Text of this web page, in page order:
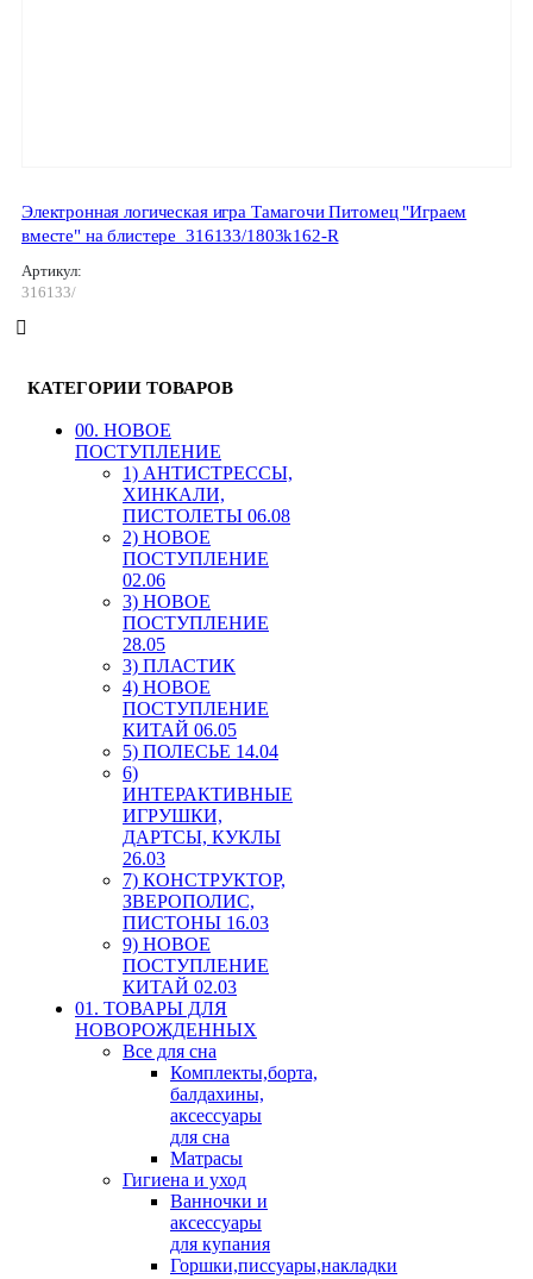
Электронная логическая игра Тамагочи Питомец "Играем
вместе" на блистере_316133/1803k162-R
Артикул:
316133/
КАТЕГОРИИ ТОВАРОВ
00. HОВОЕ
ПОСТУПЛЕНИЕ
1) АНТИСТРЕССЫ,
ХИНКАЛИ,
ПИСТОЛЕТЫ 06.08
2) НОВОЕ
ПОСТУПЛЕНИЕ
02.06
3) НОВОЕ
ПОСТУПЛЕНИЕ
28.05
3) ПЛАСТИК
4) НОВОЕ
ПОСТУПЛЕНИЕ
КИТАЙ 06.05
5) ПОЛЕСЬЕ 14.04
6)
ИНТЕРАКТИВНЫЕ
ИГРУШКИ,
ДАРТСЫ, КУКЛЫ
26.03
7) КОНСТРУКТОР,
ЗВЕРОПОЛИС,
ПИСТОНЫ 16.03
9) НОВОЕ
ПОСТУПЛЕНИЕ
КИТАЙ 02.03
01. ТОВАРЫ ДЛЯ
НОВОРОЖДЕННЫХ
Все для сна
Комплекты,борта,
балдахины,
аксессуары
для сна
Матрасы
Гигиена и уход
Ванночки и
аксессуары
для купания
Горшки,писсуары,накладки